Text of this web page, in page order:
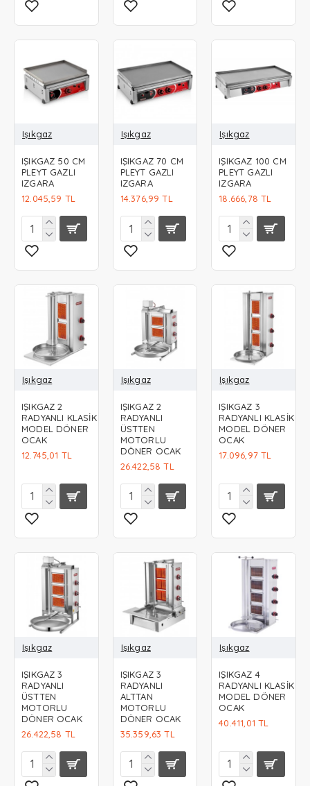
Işıkgaz
IŞIKGAZ 50 CM
PLEYT GAZLI
IZGARA
12.045,59 TL
Işıkgaz
IŞIKGAZ 70 CM
PLEYT GAZLI
IZGARA
14.376,99 TL
Işıkgaz
IŞIKGAZ 100 CM
PLEYT GAZLI
IZGARA
18.666,78 TL
Işıkgaz
IŞIKGAZ 2
RADYANLI KLASİK
MODEL DÖNER
OCAK
12.745,01 TL
Işıkgaz
IŞIKGAZ 2
RADYANLI
ÜSTTEN
MOTORLU
DÖNER OCAK
26.422,58 TL
Işıkgaz
IŞIKGAZ 3
RADYANLI KLASİK
MODEL DÖNER
OCAK
17.096,97 TL
Işıkgaz
IŞIKGAZ 3
RADYANLI
ÜSTTEN
MOTORLU
DÖNER OCAK
26.422,58 TL
Işıkgaz
IŞIKGAZ 3
RADYANLI
ALTTAN
MOTORLU
DÖNER OCAK
35.359,63 TL
Işıkgaz
IŞIKGAZ 4
RADYANLI KLASİK
MODEL DÖNER
OCAK
40.411,01 TL